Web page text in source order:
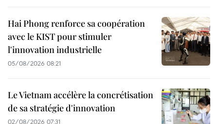
Hai Phong renforce sa coopération
avec le KIST pour stimuler
l'innovation industrielle
05/08/2026 08:21
Le Vietnam accélère la concrétisation
de sa stratégie d'innovation
02/08/2026 07:31